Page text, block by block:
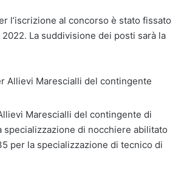
l’iscrizione al concorso è stato fissato
La suddivisione dei posti sarà la
Allievi Marescialli del contingente
Marescialli del contingente di
specializzazione di nocchiere abilitato
per la specializzazione di tecnico di